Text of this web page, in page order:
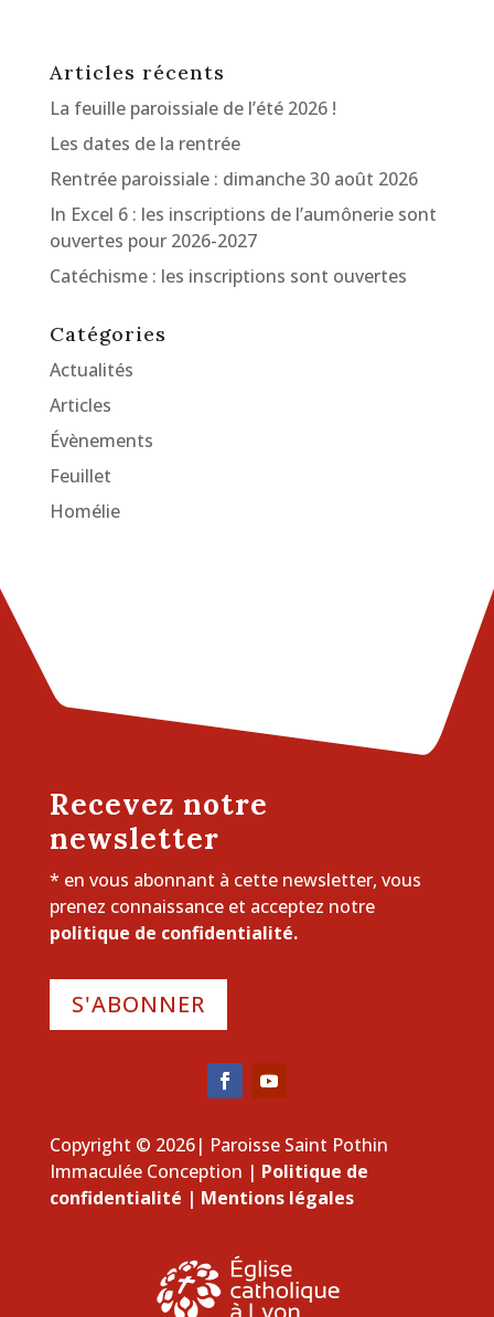
Articles récents
La feuille paroissiale de l’été 2026 !
Les dates de la rentrée
Rentrée paroissiale : dimanche 30 août 2026
In Excel 6 : les inscriptions de l’aumônerie sont
ouvertes pour 2026-2027
Catéchisme : les inscriptions sont ouvertes
Catégories
Actualités
Articles
Évènements
Feuillet
Homélie
Recevez notre
newsletter
* en vous abonnant à cette newsletter, vous
prenez connaissance et acceptez notre
politique de confidentialité.
S'ABONNER
Copyright © 2026| Paroisse Saint Pothin
Immaculée Conception | Politique de
confidentialité | Mentions légales